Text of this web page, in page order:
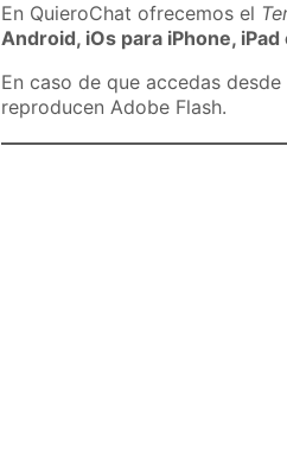
En QuieroChat ofrecemos el
Android, iOs para iPhone, iPad
En caso de que accedas
reproducen Adobe Flash.